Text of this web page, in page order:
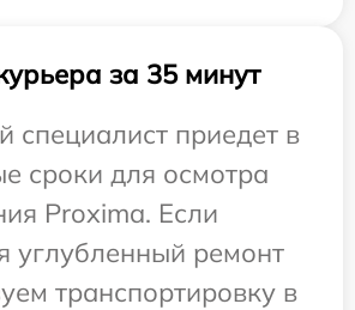
за 35 минут
специалист приедет в
сроки для осмотра
Proxima. Если
углубленный ремонт
транспортировку в